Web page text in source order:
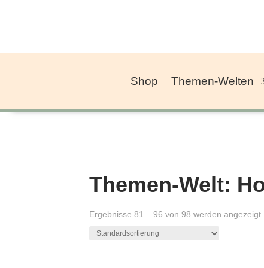
Shop Themen-Welten
Themen-Welt:
Ergebnisse 81 – 96 von 98 werden angezeigt